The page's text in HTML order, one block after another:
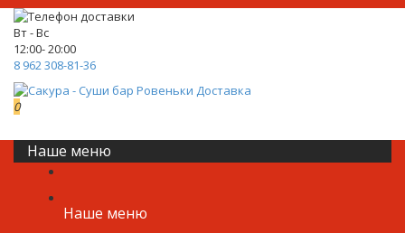
Вт - Вс
12:00- 20:00
8 962 308-81-36
0
Наше меню
Наше меню